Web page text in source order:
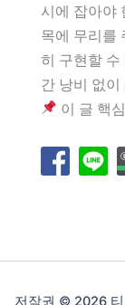
시에 잡아야
목에 무리를
히 구현할 수
간 낭비 없
이 글 핵
저작권 © 2026